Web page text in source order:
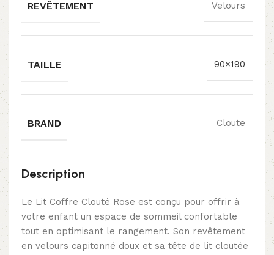
REVÊTEMENT Velours
TAILLE 90×190
BRAND Cloute
Description
Le Lit Coffre Clouté Rose est conçu pour offrir à
votre enfant un espace de sommeil confortable
tout en optimisant le rangement. Son revêtement
en velours capitonné doux et sa tête de lit cloutée